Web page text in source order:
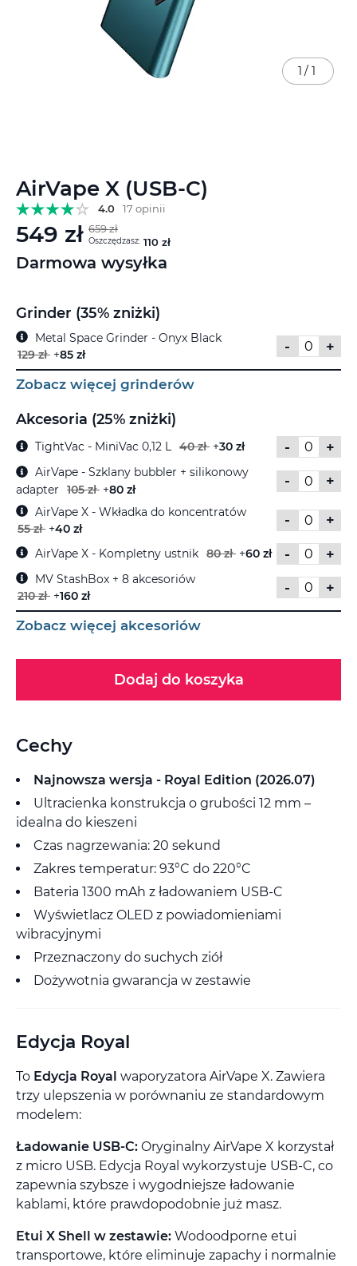
AirVape X (USB-C)
4.0 17 opinii
549 zł 659 zł
Oszczędzasz: 110 zł
Darmowa wysyłka
Grinder (35% zniżki)
-
+
Metal Space Grinder - Onyx Black
129 zł +85 zł
Zobacz więcej grinderów
Akcesoria (25% zniżki)
-
+
TightVac - MiniVac 0,12 L 40 zł +30 zł
- +
AirVape - Szklany bubbler + silikonowy
adapter
105 zł +80 zł
- +
AirVape X - Wkładka do koncentratów
55 zł +40 zł
- +
AirVape X - Kompletny ustnik 80 zł +60 zł
- +
MV StashBox + 8 akcesoriów
210 zł +160 zł
Zobacz więcej akcesoriów
Dodaj do koszyka
1 / 1
na
początek
galerii
Cechy
Najnowsza wersja - Royal Edition (2026.07)
Ultracienka konstrukcja o grubości 12 mm –
idealna do kieszeni
Czas nagrzewania: 20 sekund
Zakres temperatur: 93°C do 220°C
Bateria 1300 mAh z ładowaniem USB-C
Wyświetlacz OLED z powiadomieniami
wibracyjnymi
Przeznaczony do suchych ziół
Dożywotnia gwarancja w zestawie
Edycja Royal
To Edycja Royal waporyzatora AirVape X. Zawiera
trzy ulepszenia w porównaniu ze standardowym
modelem:
Ładowanie USB-C: Oryginalny AirVape X korzystał
z micro USB. Edycja Royal wykorzystuje USB-C, co
zapewnia szybsze i wygodniejsze ładowanie
kablami, które prawdopodobnie już masz.
Etui X Shell w zestawie: Wodoodporne etui
transportowe, które eliminuje zapachy i normalnie